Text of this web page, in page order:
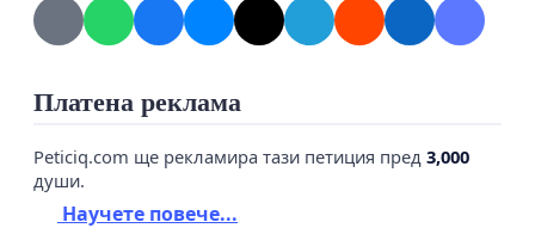
Платена реклама
Peticiq.com ще рекламира тази петиция пред 3,000
души.
Научете повече...